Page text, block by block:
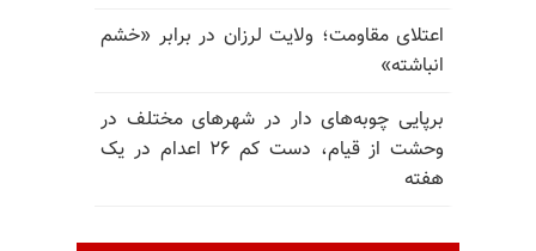
اعتلای مقاومت؛ ولایت لرزان در برابر «خشم
انباشته»
برپایی چوبه‌های دار در شهرهای مختلف در
وحشت از قیام، دست کم ۲۶ اعدام در یک
هفته